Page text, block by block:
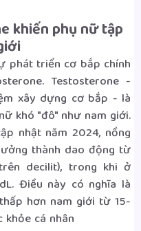
(sai lầm phổ biến
cơ
quên tập kháng lực
định
khiến phụ nữ tập
phát triển cơ bắp chính
Testosterone -
xây dựng cơ bắp - là
khó "đô" như nam giới.
nhật năm 2024, nồng
thành dao động từ
decilit), trong khi ở
Điều này có nghĩa là
hơn nam giới từ 15-
cá nhân